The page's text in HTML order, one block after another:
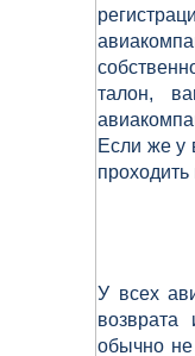
талон,
Если же у
У всех
возврата
обычно